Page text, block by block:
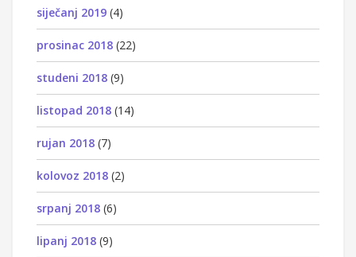
siječanj 2019 (4)
prosinac 2018 (22)
studeni 2018 (9)
listopad 2018 (14)
rujan 2018 (7)
kolovoz 2018 (2)
srpanj 2018 (6)
lipanj 2018 (9)